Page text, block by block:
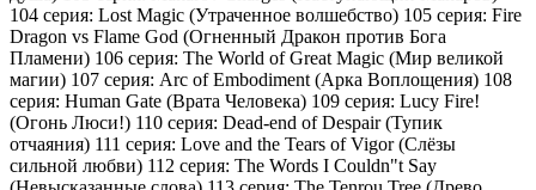
104 серия: Lost Magic (Утраченное волшебство) 105 серия: Fire
Dragon vs Flame God (Огненный Дракон против Бога
Пламени) 106 серия: The World of Great Magic (Мир великой
магии) 107 серия: Arc of Embodiment (Арка Воплощения) 108
серия: Human Gate (Врата Человека) 109 серия: Lucy Fire!
(Огонь Люси!) 110 серия: Dead-end of Despair (Тупик
отчаяния) 111 серия: Love and the Tears of Vigor (Слёзы
сильной любви) 112 серия: The Words I Couldn"t Say